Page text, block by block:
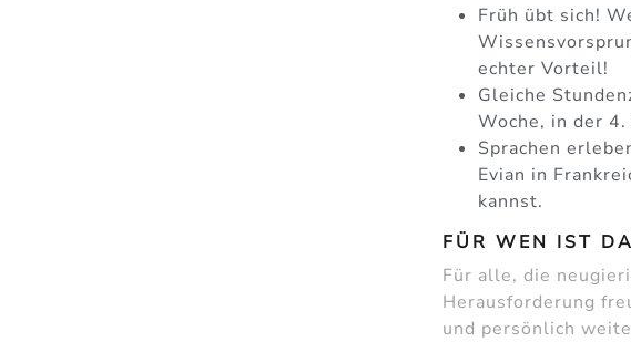
Früh übt sich!
echter Vorteil!
Gleiche
Woche, in der
Sprachen
Evian in
kannst.
FÜR WEN IST
Für alle, die
Herausforderung
und persönlich